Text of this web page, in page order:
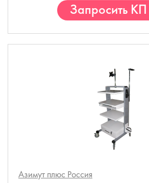
Запросить КП
Азимут плюс Россия